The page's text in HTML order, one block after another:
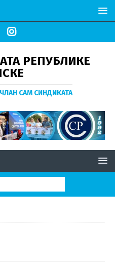
РЕПУБЛИКЕ
САМ СИНДИКАТА